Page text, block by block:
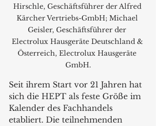
Hirschle, Geschäftsführer der Alfred
Kärcher Vertriebs-GmbH; Michael
Geisler, Geschäftsführer der
Electrolux Hausgeräte Deutschland &
Österreich, Electrolux Hausgeräte
GmbH.
Seit ihrem Start vor 21 Jahren hat
sich die HEPT als feste Größe im
Kalender des Fachhandels
etabliert. Die teilnehmenden